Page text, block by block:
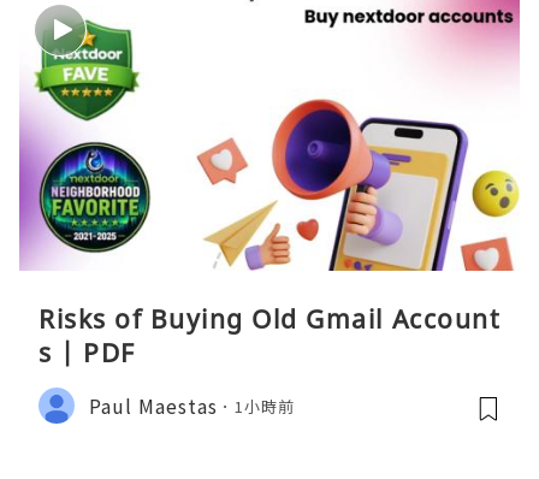
Risks of Buying Old Gmail Account
s | PDF
Paul Maestas 1小時前